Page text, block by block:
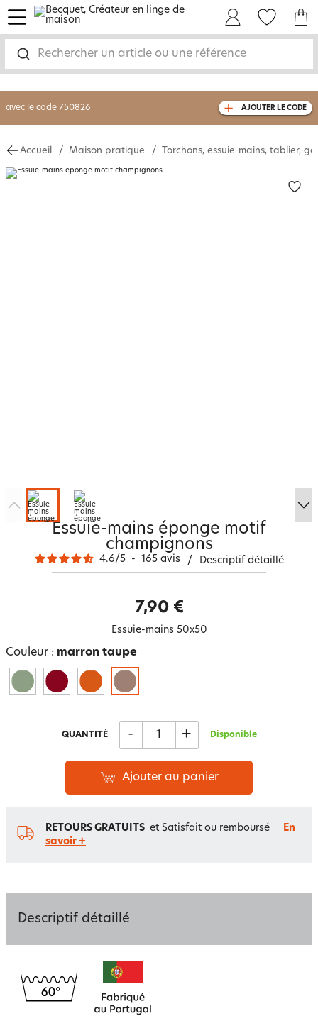
Rechercher un article ou une référence
menu
-30% sur votre commandedès 2 articles
livraison GRATUITEdès 110€ d'achat
avec le code 750826 AJOUTER LE CODE
Accueil Maison pratique Torchons, essuie-mains, tablier,
Essuie-mains éponge motif
champignons
4.6/5 - 165 avis / Descriptif détaillé
7,90 €
Essuie-mains 50x50
Couleur : marron taupe
QUANTITÉ - + Disponible
Ajouter au panier
RETOURS GRATUITS et Satisfait ou remboursé
En
savoir +
Descriptif détaillé